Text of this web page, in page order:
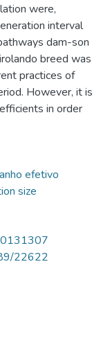
were,
interval
dam-son
breed was
practices of
However, it is
in order
efetivo
size
22622